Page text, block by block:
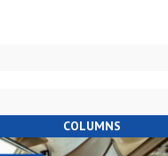
COLUMNS